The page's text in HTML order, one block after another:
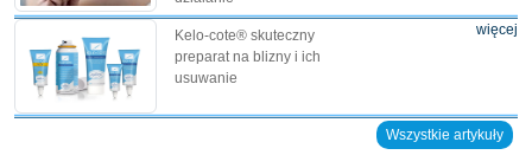
Kelo-cote® skuteczny
preparat na blizny i ich
usuwanie
więcej
Wszystkie artykuły